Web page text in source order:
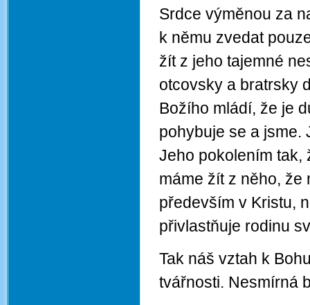
Srdce výměnou za
k němu zvedat
žít z jeho tajemné
otcovsky a bratrsky
Božího mládí, že je
pohybuje se a jsme.
Jeho pokolením tak,
máme žít z něho, že
především v Kristu,
přivlastňuje rodinu
Tak náš vztah k
tvářnosti. Nesmírná